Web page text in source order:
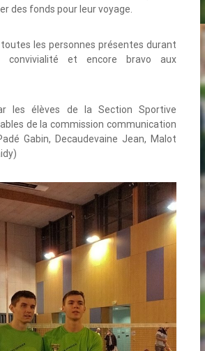
des fonds pour leur voyage.
les personnes présentes durant
et encore bravo aux
les élèves de la Section Sportive
de la commission communication
Gabin, Decaudevaine Jean, Malot